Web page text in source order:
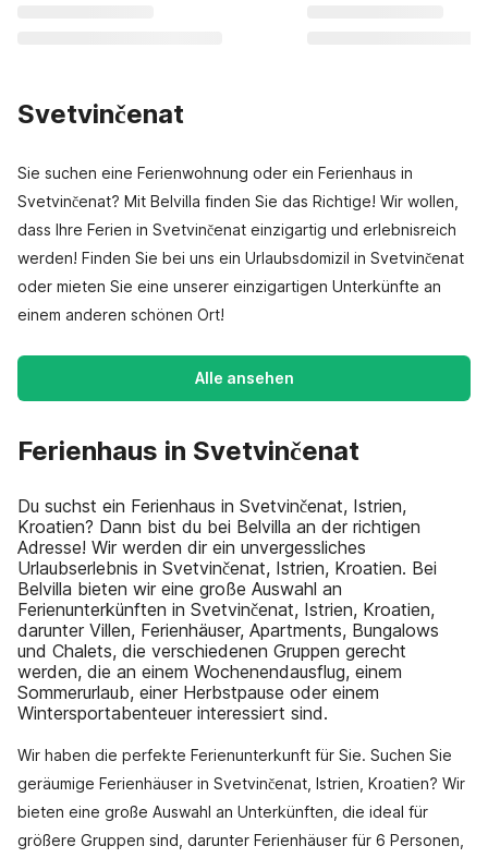
Svetvinčenat
Sie suchen eine Ferienwohnung oder ein Ferienhaus in
Svetvinčenat? Mit Belvilla finden Sie das Richtige! Wir wollen,
dass Ihre Ferien in Svetvinčenat einzigartig und erlebnisreich
werden! Finden Sie bei uns ein Urlaubsdomizil in Svetvinčenat
oder mieten Sie eine unserer einzigartigen Unterkünfte an
einem anderen schönen Ort!
Alle ansehen
Ferienhaus in Svetvinčenat
Du suchst ein Ferienhaus in Svetvinčenat, Istrien,
Kroatien? Dann bist du bei Belvilla an der richtigen
Adresse! Wir werden dir ein unvergessliches
Urlaubserlebnis in Svetvinčenat, Istrien, Kroatien. Bei
Belvilla bieten wir eine große Auswahl an
Ferienunterkünften in Svetvinčenat, Istrien, Kroatien,
darunter Villen, Ferienhäuser, Apartments, Bungalows
und Chalets, die verschiedenen Gruppen gerecht
werden, die an einem Wochenendausflug, einem
Sommerurlaub, einer Herbstpause oder einem
Wintersportabenteuer interessiert sind.
Wir haben die perfekte Ferienunterkunft für Sie. Suchen Sie
geräumige Ferienhäuser in Svetvinčenat, Istrien, Kroatien? Wir
bieten eine große Auswahl an Unterkünften, die ideal für
größere Gruppen sind, darunter Ferienhäuser für 6 Personen,